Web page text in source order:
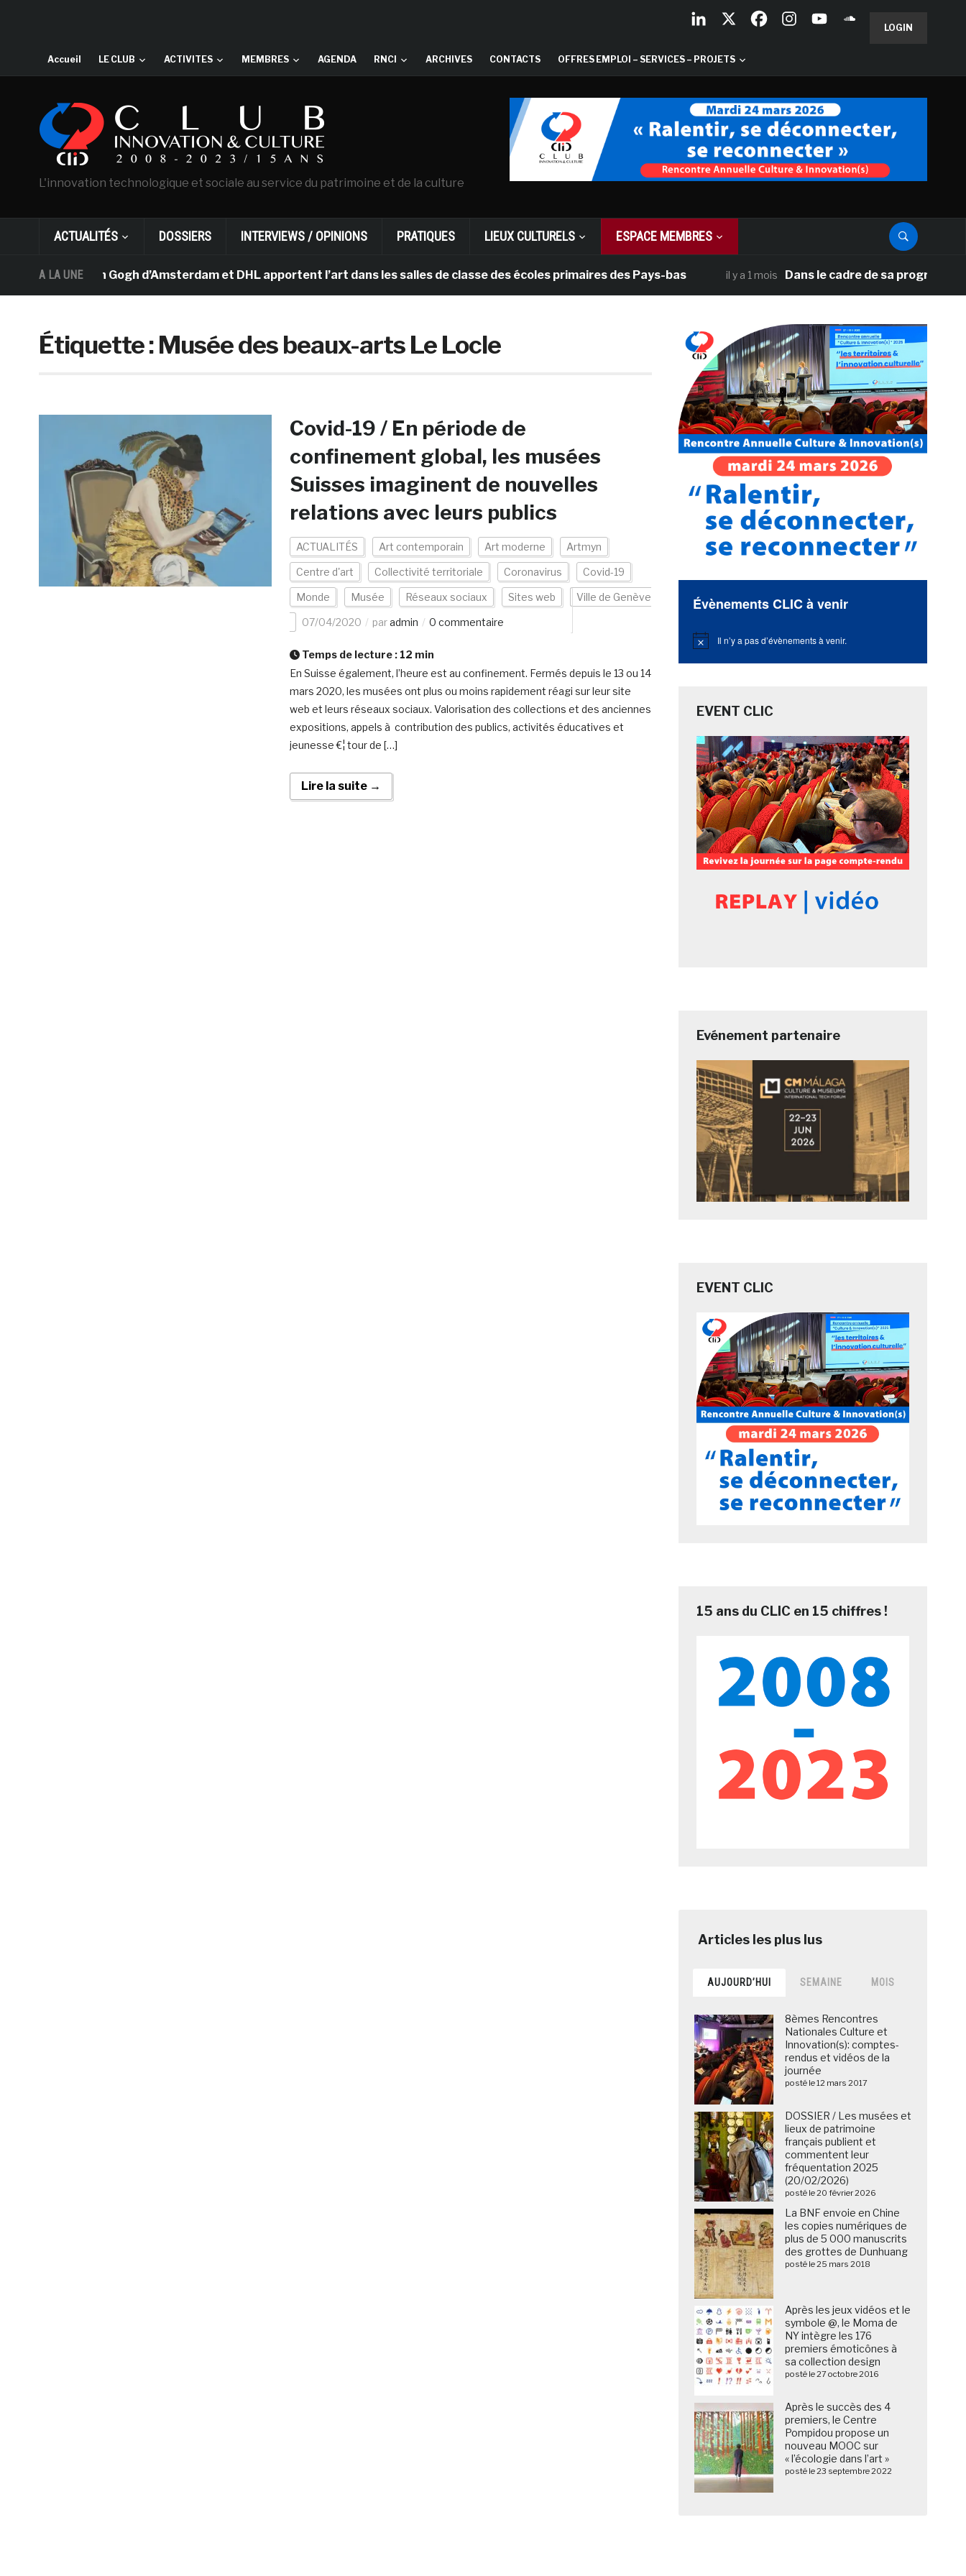
LOGIN
Accueil LE CLUB ACTIVITES MEMBRES AGENDA RNCI ARCHIVES CONTACTS OFFRES EMPLOI – SERVICES – PROJETS
L'innovation technologique et sociale au service du patrimoine et de la culture
ACTUALITÉS DOSSIERS INTERVIEWS / OPINIONS PRATIQUES LIEUX CULTURELS ESPACE MEMBRES
A LA UNE
musée Van Gogh d’Amsterdam et DHL apportent l’art dans les salles de classe des écoles primaires des Pays-bas il y a 1 mois Dans le cadre de sa programmation
Étiquette :Musée des beaux-arts Le Locle
Covid-19 / En période de
confinement global, les musées
Suisses imaginent de nouvelles
relations avec leurs publics
ACTUALITÉS Art contemporain Art moderne Artmyn
Centre d'art Collectivité territoriale Coronavirus Covid-19
Monde Musée Réseaux sociaux Sites web Ville de Genève
07/04/2020 paradmin 0 commentaire
Temps de lecture : 12 min
En Suisse également, l’heure est au confinement. Fermés depuis le 13 ou 14
mars 2020, les musées ont plus ou moins rapidement réagi sur leur site
web et leurs réseaux sociaux. Valorisation des collections et des anciennes
expositions, appels à contribution des publics, activités éducatives et
jeunesse €¦ tour de […]
Lire la suite →
Évènements CLIC à venir
Notice Il n’y a pas d’évènements à venir.
EVENT CLIC
Evénement partenaire
EVENT CLIC
15 ans du CLIC en 15 chiffres !
AUJOURD’HUI SEMAINE MOIS
8èmes Rencontres
Nationales Culture et
Innovation(s): comptes-
rendus et vidéos de la
journée
posté le 12 mars 2017
DOSSIER / Les musées et
lieux de patrimoine
français publient et
commentent leur
fréquentation 2025
(20/02/2026)
posté le 20 février 2026
La BNF envoie en Chine
les copies numériques de
plus de 5 000 manuscrits
des grottes de Dunhuang
posté le 25 mars 2018
Après les jeux vidéos et le
symbole @, le Moma de
NY intègre les 176
premiers émoticônes à
sa collection design
posté le 27 octobre 2016
Après le succès des 4
premiers, le Centre
Pompidou propose un
nouveau MOOC sur
« l’écologie dans l’art »
posté le 23 septembre 2022